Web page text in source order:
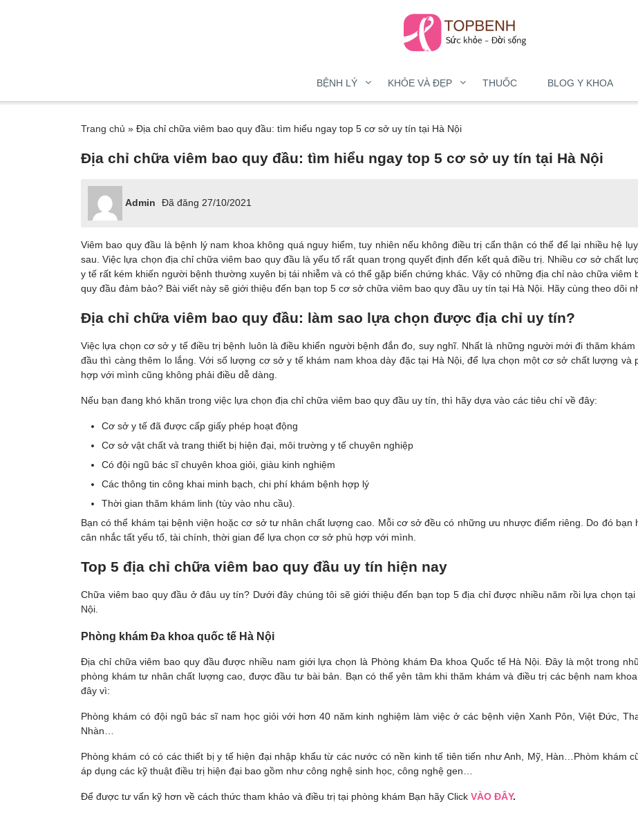
BỆNH LÝ KHỎE VÀ ĐẸP THUỐC BLOG Y KHOA
Trang chủ » Địa chỉ chữa viêm bao quy đầu: tìm hiểu ngay top 5 cơ sở uy tín tại Hà Nội
Địa chỉ chữa viêm bao quy đầu: tìm hiểu ngay top 5 cơ sở uy tín tại Hà Nội
Admin Đã đăng 27/10/2021
Viêm bao quy đầu là bệnh lý nam khoa không quá nguy hiểm, tuy nhiên nếu không điều trị cẩn thận có thể để lại nhiều hệ
sau. Việc lựa chọn địa chỉ chữa viêm bao quy đầu là yếu tố rất quan trọng quyết định đến kết quả điều trị. Nhiều cơ sở chất
y tế rất kém khiến người bệnh thường xuyên bị tái nhiễm và có thể gặp biến chứng khác. Vậy có những địa chỉ nào chữa viêm
quy đầu đảm bảo? Bài viết này sẽ giới thiệu đến bạn top 5 cơ sở chữa viêm bao quy đầu uy tín tại Hà Nội. Hãy cùng theo dõi
Địa chỉ chữa viêm bao quy đầu: làm sao lựa chọn được địa chỉ uy tín?
Việc lựa chọn cơ sở y tế điều trị bệnh luôn là điều khiển người bệnh đắn đo, suy nghĩ. Nhất là những người mới đi thăm khám
đầu thì càng thêm lo lắng. Với số lượng cơ sở y tế khám nam khoa dày đặc tại Hà Nội, để lựa chọn một cơ sở chất lượng và
hợp với mình cũng không phải điều dễ dàng.
Nếu bạn đang khó khăn trong việc lựa chọn địa chỉ chữa viêm bao quy đầu uy tín, thì hãy dựa vào các tiêu chí về đây:
Cơ sở y tế đã được cấp giấy phép hoạt động
Cơ sở vật chất và trang thiết bị hiện đại, môi trường y tế chuyên nghiệp
Có đội ngũ bác sĩ chuyên khoa giỏi, giàu kinh nghiệm
Các thông tin công khai minh bạch, chi phí khám bệnh hợp lý
Thời gian thăm khám linh (tùy vào nhu cầu).
Bạn có thể khám tại bệnh viện hoặc cơ sở tư nhân chất lượng cao. Mỗi cơ sở đều có những ưu nhược điểm riêng. Do đó bạn
cân nhắc tất yếu tố, tài chính, thời gian để lựa chọn cơ sở phù hợp với mình.
Top 5 địa chỉ chữa viêm bao quy đầu uy tín hiện nay
Chữa viêm bao quy đầu ở đâu uy tín? Dưới đây chúng tôi sẽ giới thiệu đến bạn top 5 địa chỉ được nhiều năm rồi lựa chọn tại
Nội.
Phòng khám Đa khoa quốc tế Hà Nội
Địa chỉ chữa viêm bao quy đầu được nhiều nam giới lựa chọn là Phòng khám Đa khoa Quốc tế Hà Nội. Đây là một trong
phòng khám tư nhân chất lượng cao, được đầu tư bài bản. Bạn có thể yên tâm khi thăm khám và điều trị các bệnh nam
đây vì:
Phòng khám có đội ngũ bác sĩ nam học giỏi với hơn 40 năm kinh nghiệm làm việc ở các bệnh viện Xanh Pôn, Việt Đức,
Nhàn…
Phòng khám có có các thiết bị y tế hiện đại nhập khẩu từ các nước có nền kinh tế tiên tiến như Anh, Mỹ, Hàn…Phòm khám
áp dụng các kỹ thuật điều trị hiện đại bao gồm như công nghệ sinh học, công nghệ gen…
Để được tư vấn kỹ hơn về cách thức tham khảo và điều trị tại phòng khám Bạn hãy Click VÀO ĐÂY.